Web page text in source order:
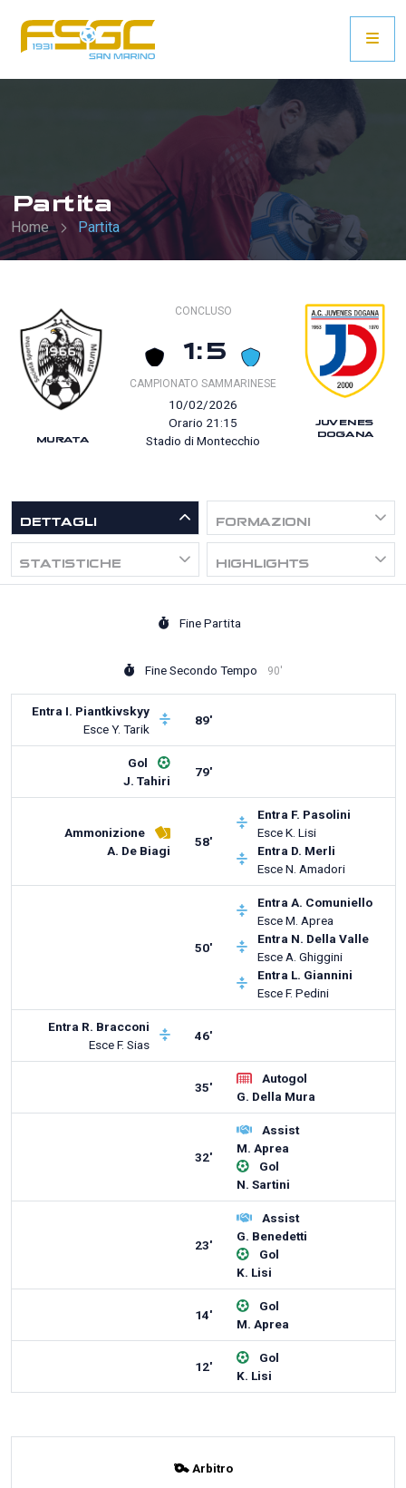
Partita
Home Partita
CONCLUSO
1:5
CAMPIONATO SAMMARINESE
10/02/2026
Orario 21:15
Stadio di Montecchio
DETTAGLI FORMAZIONI
STATISTICHE HIGHLIGHTS
Fine Partita
Fine Secondo Tempo 90'
Entra I. Piantkivskyy
EsceY. Tarik
89'
Gol
J. Tahiri
79'
Ammonizione
A. De Biagi
58'
Entra F. Pasolini
EsceK. Lisi
Entra D. Merli
EsceN. Amadori
50'
Entra A. Comuniello
EsceM. Aprea
Entra N. Della Valle
Esce A. Ghiggini
Entra L. Giannini
EsceF. Pedini
Entra R. Bracconi
EsceF. Sias
46'
35'
Autogol
G. Della Mura
32'
Assist
M. Aprea
Gol
N. Sartini
23'
Assist
G. Benedetti
Gol
K. Lisi
14'
Gol
M. Aprea
12'
Gol
K. Lisi
Arbitro